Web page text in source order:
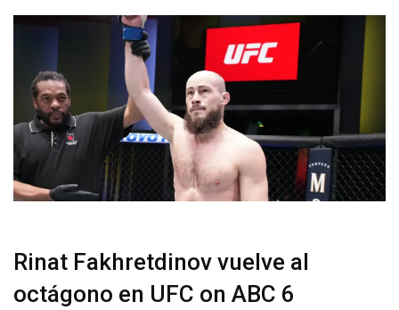
Rinat Fakhretdinov vuelve al
octágono en UFC on ABC 6